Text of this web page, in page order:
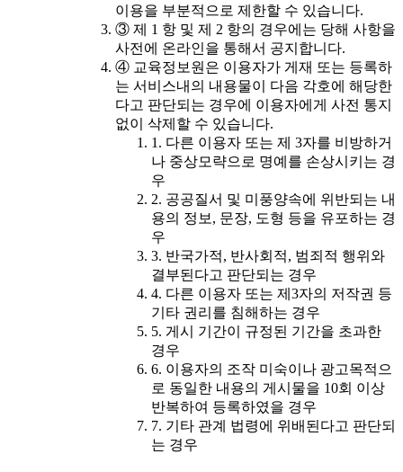
이용을 부분적으로 제한할 수 있습니다.
③ 제 1 항 및 제 2 항의 경우에는 당해 사항을
사전에 온라인을 통해서 공지합니다.
④ 교육정보원은 이용자가 게재 또는 등록하
는 서비스내의 내용물이 다음 각호에 해당한
다고 판단되는 경우에 이용자에게 사전 통지
없이 삭제할 수 있습니다.
1. 다른 이용자 또는 제 3자를 비방하거
나 중상모략으로 명예를 손상시키는 경
우
2. 공공질서 및 미풍양속에 위반되는 내
용의 정보, 문장, 도형 등을 유포하는 경
우
3. 반국가적, 반사회적, 범죄적 행위와
결부된다고 판단되는 경우
4. 다른 이용자 또는 제3자의 저작권 등
기타 권리를 침해하는 경우
5. 게시 기간이 규정된 기간을 초과한
경우
6. 이용자의 조작 미숙이나 광고목적으
로 동일한 내용의 게시물을 10회 이상
반복하여 등록하였을 경우
7. 기타 관계 법령에 위배된다고 판단되
는 경우